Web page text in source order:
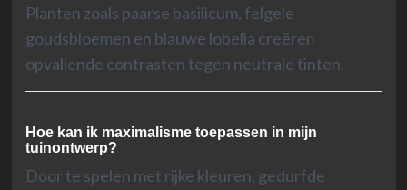
Planten zoals paarse basilicum, felgele
goudsbloemen en blauwe lobelia creëren
opvallende contrasten tegen neutrale tinten.
Hoe kan ik maximalisme toepassen in mijn
tuinontwerp?
Door te spelen met rijke kleuren, gedurfde